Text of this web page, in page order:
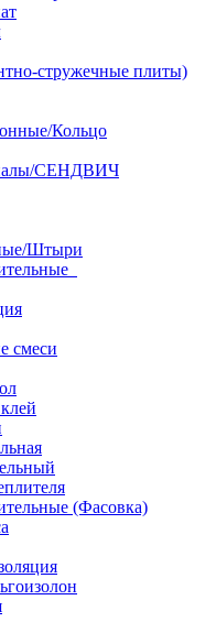
стружечные плиты)
Кольцо
СЕНДВИЧ
Штыри
смеси
(Фасовка)